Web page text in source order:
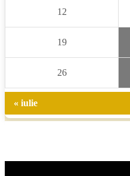
12
19
26
« iulie